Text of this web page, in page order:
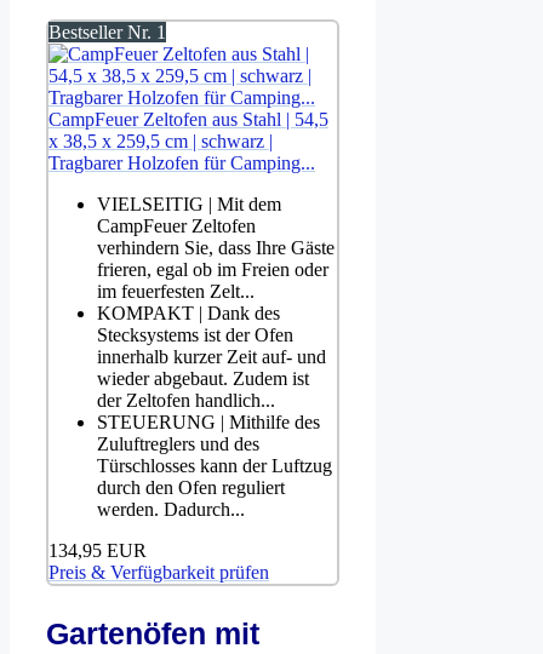
Bestseller Nr. 1
CampFeuer Zeltofen aus Stahl | 54,5
x 38,5 x 259,5 cm | schwarz |
Tragbarer Holzofen für Camping...
VIELSEITIG | Mit dem
CampFeuer Zeltofen
verhindern Sie, dass Ihre Gäste
frieren, egal ob im Freien oder
im feuerfesten Zelt...
KOMPAKT | Dank des
Stecksystems ist der Ofen
innerhalb kurzer Zeit auf- und
wieder abgebaut. Zudem ist
der Zeltofen handlich...
STEUERUNG | Mithilfe des
Zuluftreglers und des
Türschlosses kann der Luftzug
durch den Ofen reguliert
werden. Dadurch...
134,95 EUR
Preis & Verfügbarkeit prüfen
Gartenöfen mit